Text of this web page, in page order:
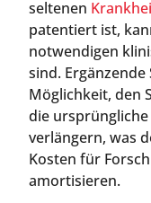
seltenen
patentiert ist,
notwendigen
sind.
Möglichkeit, den
die
verlängern, was
Kosten für
amortisieren.